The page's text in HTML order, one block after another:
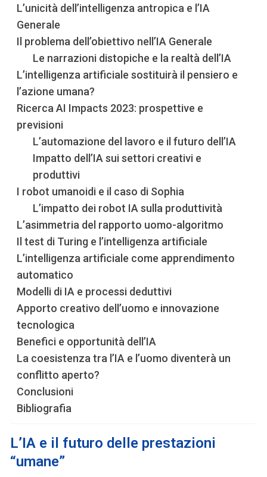
L’unicità dell’intelligenza antropica e l’IA
Generale
Il problema dell’obiettivo nell’IA Generale
Le narrazioni distopiche e la realtà dell’IA
L’intelligenza artificiale sostituirà il pensiero e
l’azione umana?
Ricerca AI Impacts 2023: prospettive e
previsioni
L’automazione del lavoro e il futuro dell’IA
Impatto dell’IA sui settori creativi e
produttivi
I robot umanoidi e il caso di Sophia
L’impatto dei robot IA sulla produttività
L’asimmetria del rapporto uomo-algoritmo
Il test di Turing e l’intelligenza artificiale
L’intelligenza artificiale come apprendimento
automatico
Modelli di IA e processi deduttivi
Apporto creativo dell’uomo e innovazione
tecnologica
Benefici e opportunità dell’IA
La coesistenza tra l’IA e l’uomo diventerà un
conflitto aperto?
Conclusioni
Bibliografia
L’IA e il futuro delle prestazioni
“umane”